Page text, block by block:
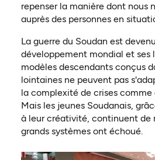
repenser la manière dont nous
auprès des personnes en
La guerre du Soudan est
développement mondial et ses
modèles descendants conçus
lointaines ne peuvent pas
la complexité de crises comme
Mais les jeunes Soudanais,
à leur créativité, continuent de
grands systèmes ont échoué.